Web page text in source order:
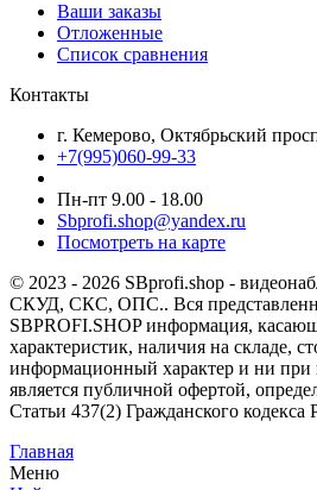
Ваши заказы
Отложенные
Список сравнения
Контакты
г. Кемерово, Октябрьский
+7(995)060-99-33
Пн-пт 9.00 - 18.00
Sbprofi.shop@yandex.ru
Посмотреть на карте
© 2023 - 2026 SBprofi.shop -
СКУД, СКС, ОПС.. Вся
SBPROFI.SHOP информация,
характеристик, наличия на складе,
информационный характер и ни при
является публичной офертой,
Статьи 437(2) Гражданского кодекса
Главная
Меню